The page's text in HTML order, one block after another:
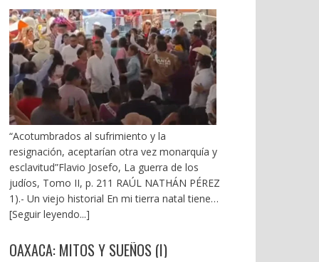
“Acotumbrados al sufrimiento y la
resignación, aceptarían otra vez monarquía y
esclavitud”Flavio Josefo, La guerra de los
judíos, Tomo II, p. 211 RAÚL NATHÁN PÉREZ
1).- Un viejo historial En mi tierra natal tienen
en la boca la sentencia: “En el pecado lleva la
gobernador Alejandro Murat ha arrastrado un
[Seguir leyendo...]
OAXACA: MITOS Y SUEÑOS (I)